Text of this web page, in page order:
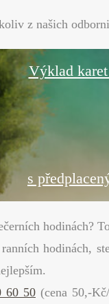
z našich
Výklad
s
hodinách?
hodinách,
60 50 (cena 50,-